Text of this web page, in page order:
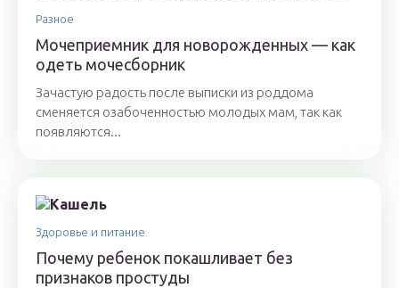
Разное
Мочеприемник для новорожденных — как
одеть мочесборник
Зачастую радость после выписки из роддома
сменяется озабоченностью молодых мам, так как
появляются...
Здоровье и питание
Почему ребенок покашливает без
признаков простуды